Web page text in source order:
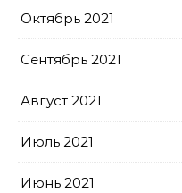
Октябрь 2021
Сентябрь 2021
Август 2021
Июль 2021
Июнь 2021